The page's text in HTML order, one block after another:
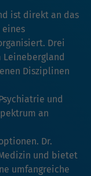
ist direkt an das
eines
Drei
Leinebergland
Disziplinen
und
an
Dr.
und bietet
umfangreiche